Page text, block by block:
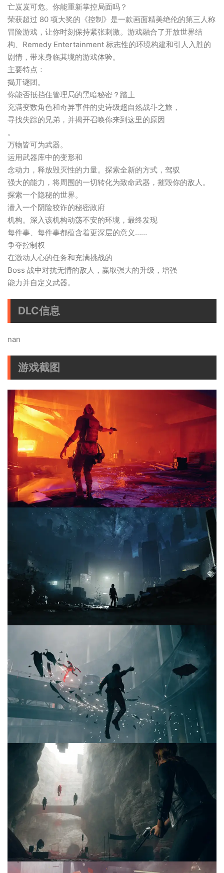
亡岌岌可危。你能重新掌控局面吗？
荣获超过 80 项大奖的《控制》是一款画面精美绝伦的第三人称
冒险游戏，让你时刻保持紧张刺激。游戏融合了开放世界结
构、Remedy Entertainment 标志性的环境构建和引人入胜的
剧情，带来身临其境的游戏体验。
主要特点：
揭开谜团。
你能否抵挡住管理局的黑暗秘密？踏上
充满变数角色和奇异事件的史诗级超自然战斗之旅，
寻找失踪的兄弟，并揭开召唤你来到这里的原因
。
万物皆可为武器。
运用武器库中的变形和
念动力，释放毁灭性的力量。探索全新的方式，驾驭
强大的能力，将周围的一切转化为致命武器，摧毁你的敌人。
探索一个隐秘的世界。
潜入一个阴险狡诈的秘密政府
机构。深入该机构动荡不安的环境，最终发现
每件事、每件事都蕴含着更深层的意义……
争夺控制权
在激动人心的任务和充满挑战的
Boss 战中对抗无情的敌人，赢取强大的升级，增强
能力并自定义武器。
DLC信息
nan
游戏截图